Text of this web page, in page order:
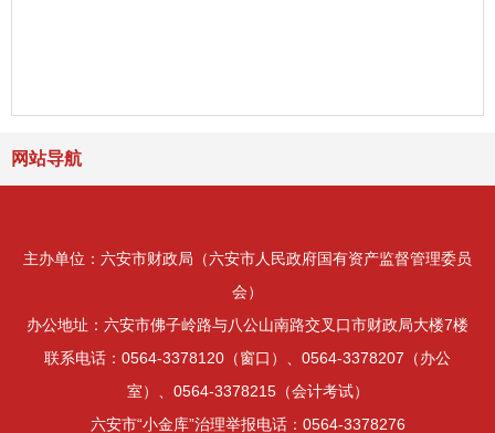
网站导航
主办单位：六安市财政局（六安市人民政府国有资产监督管理委员
会）
办公地址：六安市佛子岭路与八公山南路交叉口市财政局大楼7楼
联系电话：0564-3378120（窗口）、0564-3378207（办公
室）、0564-3378215（会计考试）
六安市“小金库”治理举报电话：0564-3378276